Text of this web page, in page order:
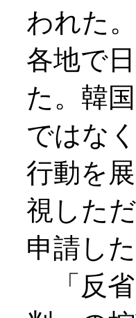
われた
各地で
た。韓
ではな
行動を
視した
申請し
「反省